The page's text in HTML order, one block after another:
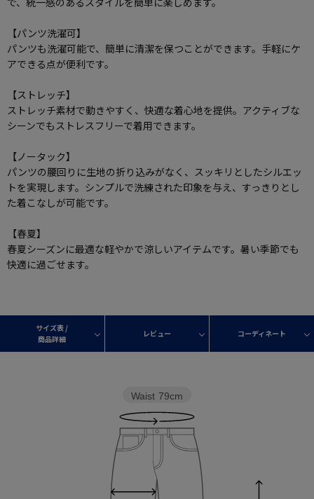
【パンツ洗濯可】
パンツも洗濯可能で、簡単に清潔を保つことができます。手軽にケ
アできる点が便利です。
【ストレッチ】
ストレッチ素材で動きやすく、快適な着心地を提供。アクティブな
シーンでもストレスフリーで着用できます。
【ノータック】
パンツの腰回りに生地の折り込みがなく、スッキリとしたシルエッ
トを実現します。シンプルで洗練された印象を与え、すっきりとし
た着こなしが可能です。
【春夏】
春夏シーズンに最適な軽やかで涼しいアイテムです。暑い季節でも
快適に過ごせます。
サイズ表 /
商品詳細
レビュー コーディネート
Waist 79cm